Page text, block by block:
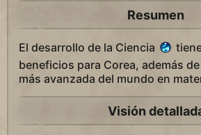
Resumen
El desarrollo de la Ciencia
beneficios para Corea, además
más avanzada del mundo en
Visión